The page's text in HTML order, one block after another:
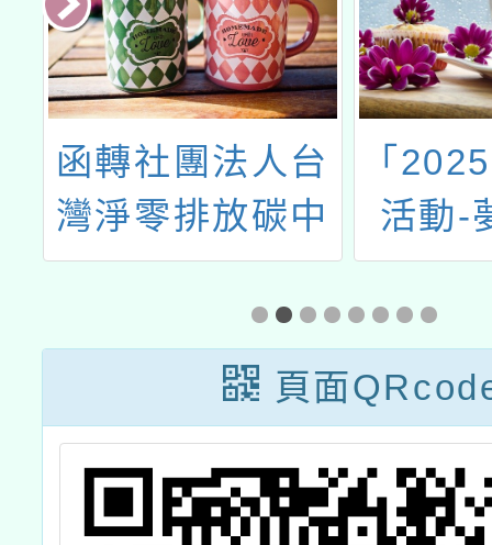
函轉社團法人台
灣淨零排放碳中
和協會紀錄片校
園教育計畫
「
活動-
會」
子
頁面